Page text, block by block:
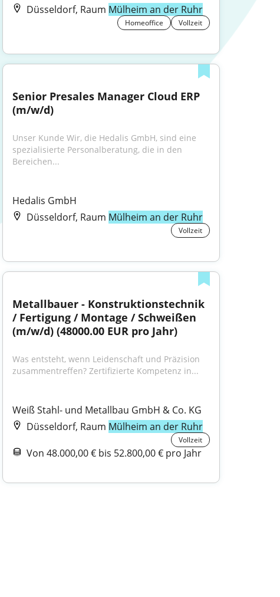
Düsseldorf, Raum Mülheim an der Ruhr
Homeoffice Vollzeit
Senior Presales Manager Cloud ERP
(m/w/d)
Unser Kunde Wir, die Hedalis GmbH, sind eine
spezialisierte Personalberatung, die in den
Bereichen...
Hedalis GmbH
Düsseldorf, Raum Mülheim an der Ruhr
Vollzeit
Metallbauer - Konstruktionstechnik
/ Fertigung / Montage / Schweißen
(m/w/d) (48000.00 EUR pro Jahr)
Was entsteht, wenn Leidenschaft und Präzision
zusammentreffen? Zertifizierte Kompetenz in...
Weiß Stahl- und Metallbau GmbH & Co. KG
Düsseldorf, Raum Mülheim an der Ruhr
Vollzeit
Von 48.000,00 € bis 52.800,00 € pro Jahr